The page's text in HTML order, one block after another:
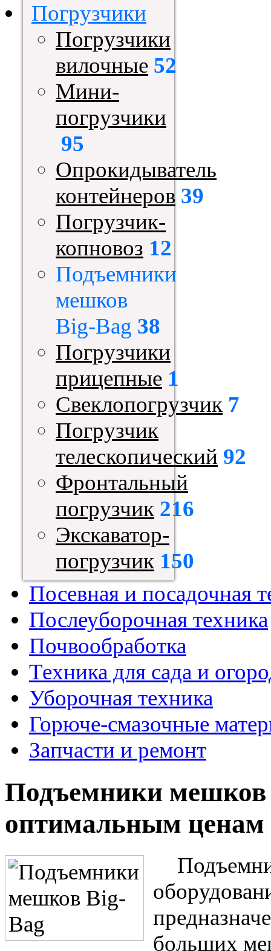
Погрузчики
Погрузчики
вилочные 52
Мини-
погрузчики
95
Опрокидыватель
контейнеров 39
Погрузчик-
копновоз 12
Подъемники
мешков
Big-Bag 38
Погрузчики
прицепные 1
Свеклопогрузчик 7
Погрузчик
телескопический 92
Фронтальный
погрузчик 216
Экскаватор-
погрузчик 150
Посевная и посадочная
Послеуборочная техника
Почвообработка
Техника для сада и
Уборочная техника
Горюче-смазочные
Запчасти и ремонт
Подъемники мешков
оптимальным ценам
больших